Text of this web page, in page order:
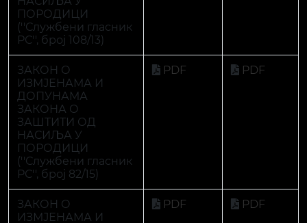
ЗАКОН О
ИЗМЈЕНАМА И
ДОПУНАМА
ЗАКОНА О
ЗАШТИТИ ОД
НАСИЉА У
ПОРОДИЦИ
(''Службени гласник
РС'', број 84/19)
ЗАКОН О ЗАШТИТИ
СВЈЕДОКА У
КРИВИЧНОМ
ПОСТУПКУ
(''Службени гласник
РС'', број 48/03)